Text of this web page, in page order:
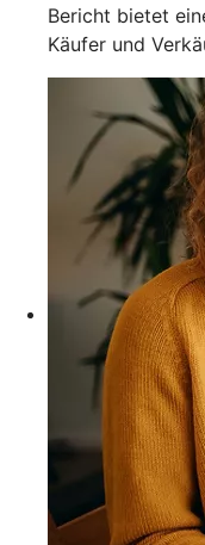
Bericht bietet
Käufer und